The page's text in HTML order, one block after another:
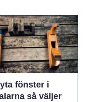
fönster i
så väljer